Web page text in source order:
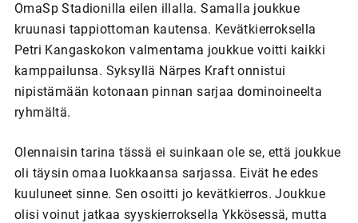
OmaSp Stadionilla eilen illalla. Samalla joukkue
kruunasi tappiottoman kautensa. Kevätkierroksella
Petri Kangaskokon valmentama joukkue voitti kaikki
kamppailunsa. Syksyllä Närpes Kraft onnistui
nipistämään kotonaan pinnan sarjaa dominoineelta
ryhmältä.
Olennaisin tarina tässä ei suinkaan ole se, että joukkue
oli täysin omaa luokkaansa sarjassa. Eivät he edes
kuuluneet sinne. Sen osoitti jo kevätkierros. Joukkue
olisi voinut jatkaa syyskierroksella Ykkösessä, mutta